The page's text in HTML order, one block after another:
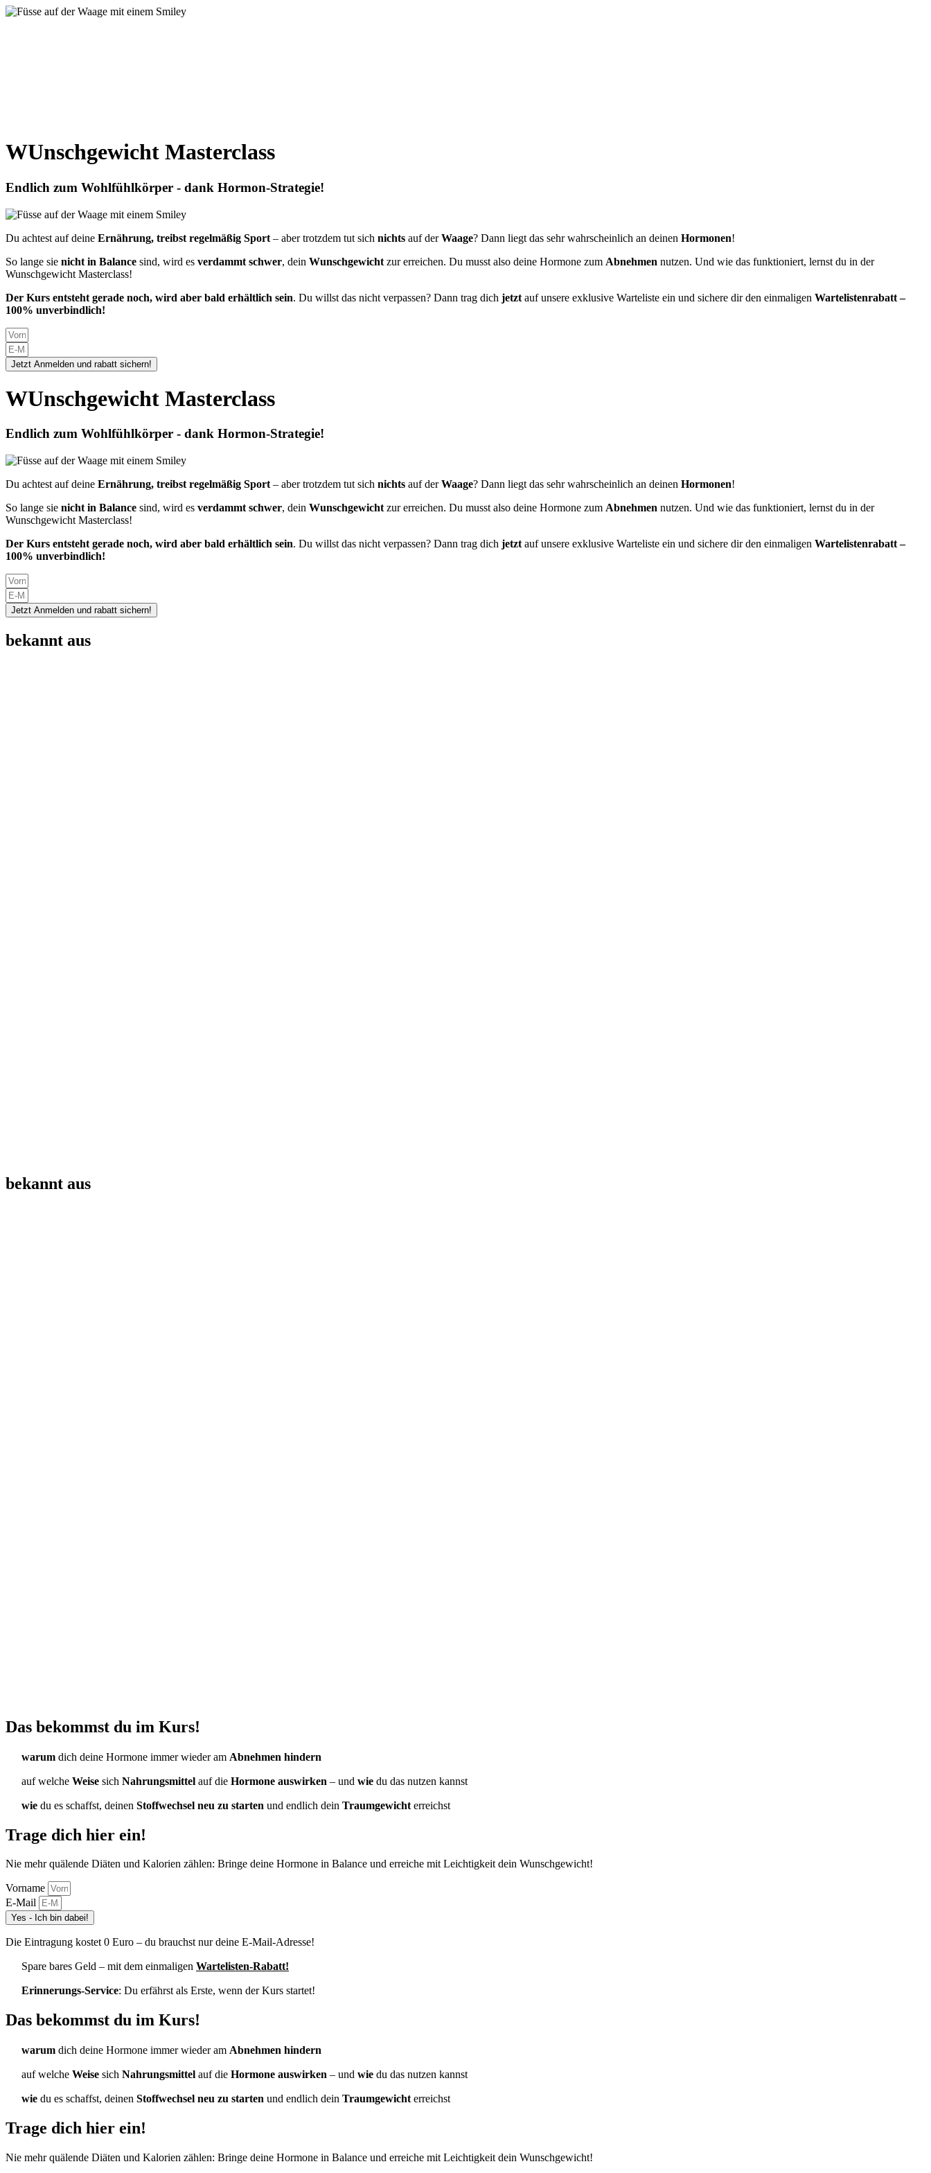
WUnschgewicht Masterclass
Endlich zum Wohlfühlkörper - dank Hormon-Strategie!
Du achtest auf deine Ernährung, treibst regelmäßig Sport – aber trotzdem tut sich nichts auf derWaage? Dann liegt das sehr wahrscheinlich an deinen Hormonen!
So lange sie nicht in Balance sind, wird es verdammt schwer, dein Wunschgewicht zur erreichen. Du musst also deine Hormone zum Abnehmen nutzen. Und wie das funktioniert, lernst du in der
Wunschgewicht Masterclass!
Der Kurs entsteht gerade noch, wird aber bald erhältlich sein. Du willst das nicht verpassen? Dann trag dich jetzt auf unsere exklusive Warteliste ein und sichere dir den einmaligen Wartelistenrabatt –
100% unverbindlich!
Jetzt Anmelden und rabatt sichern!
WUnschgewicht Masterclass
Endlich zum Wohlfühlkörper - dank Hormon-Strategie!
Du achtest auf deine Ernährung, treibst regelmäßig Sport – aber trotzdem tut sich nichts auf derWaage? Dann liegt das sehr wahrscheinlich an deinen Hormonen!
So lange sie nicht in Balance sind, wird es verdammt schwer, dein Wunschgewicht zur erreichen. Du musst also deine Hormone zum Abnehmen nutzen. Und wie das funktioniert, lernst du in der
Wunschgewicht Masterclass!
Der Kurs entsteht gerade noch, wird aber bald erhältlich sein. Du willst das nicht verpassen? Dann trag dich jetzt auf unsere exklusive Warteliste ein und sichere dir den einmaligen Wartelistenrabatt –
100% unverbindlich!
Jetzt Anmelden und rabatt sichern!
bekannt aus
bekannt aus
Das bekommst du im Kurs!
warum dich deine Hormone immer wieder am Abnehmen hindern
auf welche Weise sich Nahrungsmittel auf die Hormone auswirken – und wie du das nutzen kannst
wie du es schaffst, deinen Stoffwechsel neu zu starten und endlich dein Traumgewicht erreichst
Trage dich hier ein!
Nie mehr quälende Diäten und Kalorien zählen: Bringe deine Hormone in Balance und erreiche mit Leichtigkeit dein Wunschgewicht!
Vorname
E-Mail
Yes - Ich bin dabei!
Die Eintragung kostet 0 Euro – du brauchst nur deine E-Mail-Adresse!
Spare bares Geld – mit dem einmaligen Wartelisten-Rabatt!
Erinnerungs-Service: Du erfährst als Erste, wenn der Kurs startet!
Das bekommst du im Kurs!
warum dich deine Hormone immer wieder am Abnehmen hindern
auf welche Weise sich Nahrungsmittel auf die Hormone auswirken – und wie du das nutzen kannst
wie du es schaffst, deinen Stoffwechsel neu zu starten und endlich dein Traumgewicht erreichst
Trage dich hier ein!
Nie mehr quälende Diäten und Kalorien zählen: Bringe deine Hormone in Balance und erreiche mit Leichtigkeit dein Wunschgewicht!